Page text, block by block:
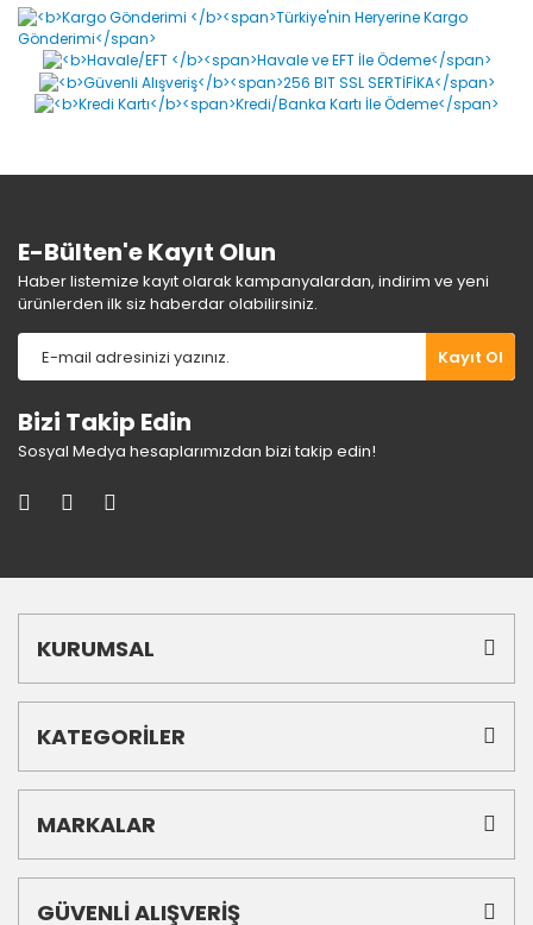
Yorum Yaz
Ürün resmi kalitesiz, bozuk veya görüntülenemiyor.
Ürün açıklamasında eksik bilgiler bulunuyor.
Ürün bilgilerinde hatalar bulunuyor.
E-Bülten'e Kayıt Olun
Haber listemize kayıt olarak kampanyalardan, indirim ve yeni
ürünlerden ilk siz haberdar olabilirsiniz.
Kayıt Ol
Bizi Takip Edin
Sosyal Medya hesaplarımızdan bizi takip edin!
KURUMSAL
KATEGORİLER
MARKALAR
GÜVENLİ ALIŞVERİŞ